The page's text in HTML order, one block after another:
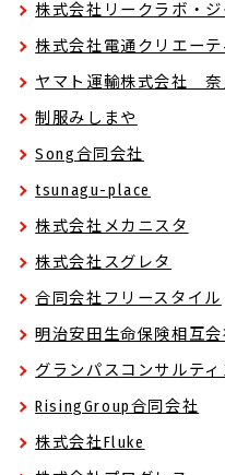
株式会社リークラボ・ジ
株式会社電通クリエーテ
ヤマト運輸株式会社 奈
制服みしまや
Song合同会社
tsunagu-place
株式会社メカニスタ
株式会社スグレタ
合同会社フリースタイル
明治安田生命保険相互会
グランパスコンサルテ
RisingGroup合同会社
株式会社Fluke